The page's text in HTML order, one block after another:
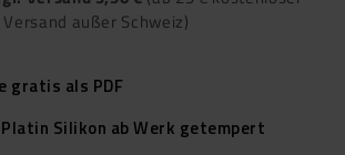
Versand außer Schweiz)
gratis als PDF
Silikon ab Werk getempert